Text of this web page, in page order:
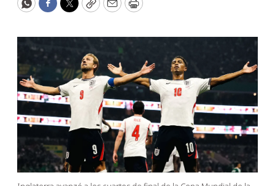
WhatsApp
Facebook
Twitter
CopyEmailPrint